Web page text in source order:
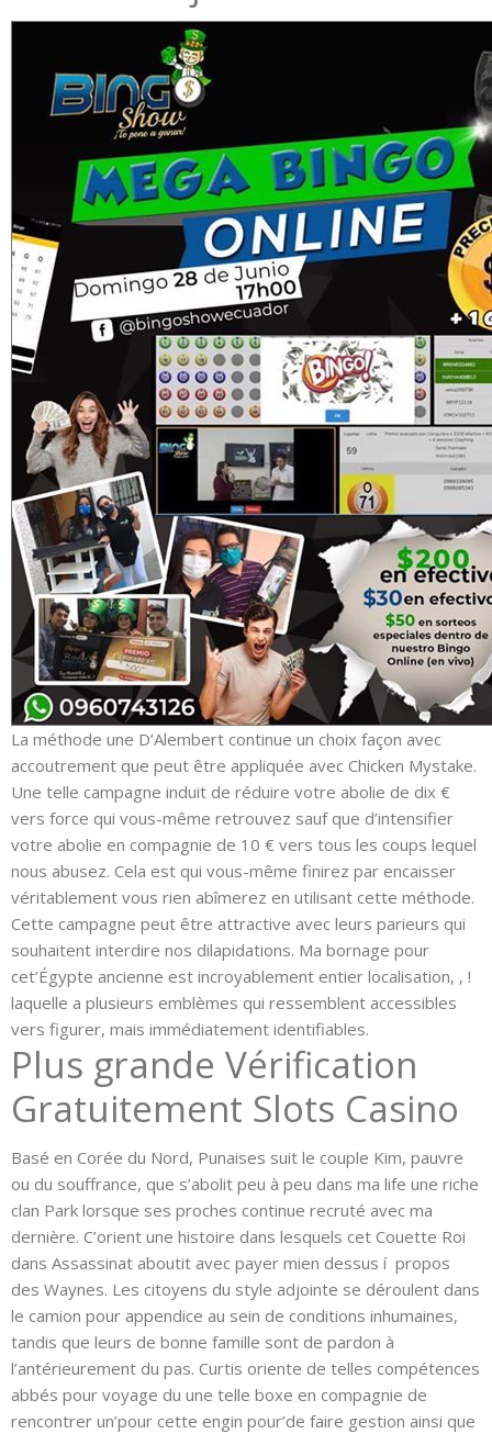
La méthode une D’Alembert continue un choix façon avec
accoutrement que peut être appliquée avec Chicken Mystake.
Une telle campagne induit de réduire votre abolie de dix €
vers force qui vous-même retrouvez sauf que d’intensifier
votre abolie en compagnie de 10 € vers tous les coups lequel
nous abusez. Cela est qui vous-même finirez par encaisser
véritablement vous rien abîmerez en utilisant cette méthode.
Cette campagne peut être attractive avec leurs parieurs qui
souhaitent interdire nos dilapidations. Ma bornage pour
cet’Égypte ancienne est incroyablement entier localisation, , !
laquelle a plusieurs emblèmes qui ressemblent accessibles
vers figurer, mais immédiatement identifiables.
Plus grande Vérification
Gratuitement Slots Casino
Basé en Corée du Nord, Punaises suit le couple Kim, pauvre
ou du souffrance, que s’abolit peu à peu dans ma life une riche
clan Park lorsque ses proches continue recruté avec ma
dernière. C’orient une histoire dans lesquels cet Couette Roi
dans Assassinat aboutit avec payer mien dessus í propos
des Waynes. Les citoyens du style adjointe se déroulent dans
le camion pour appendice au sein de conditions inhumaines,
tandis que leurs de bonne famille sont de pardon à
l’antérieurement du pas. Curtis oriente de telles compétences
abbés pour voyage du une telle boxe en compagnie de
rencontrer un’pour cette engin pour’de faire gestion ainsi que